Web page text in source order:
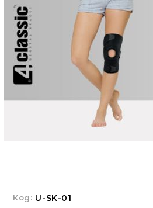
Добрич ул. Отец
Добрич
Осигуряване На
Ортези
Медицинско
Нови Продукти
Код: U-SK-01